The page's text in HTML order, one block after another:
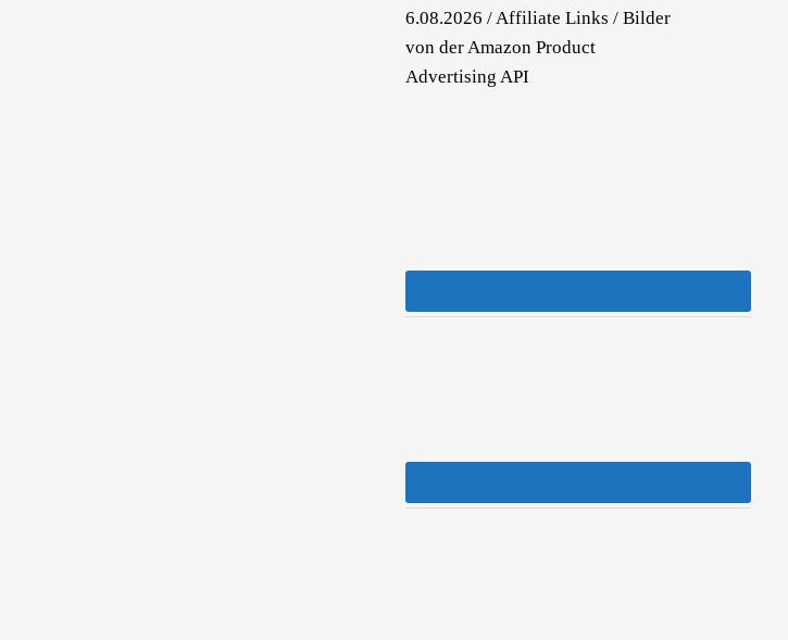
6.08.2026 / Affiliate Links / Bilder
von der Amazon Product
Advertising API